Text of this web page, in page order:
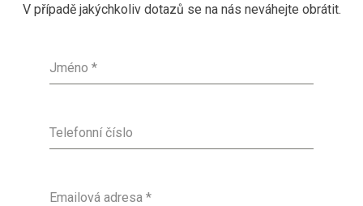
V případě jakýchkoliv dotazů se na nás neváhejte obrátit.
Jméno *
Telefonní číslo
Emailová adresa *